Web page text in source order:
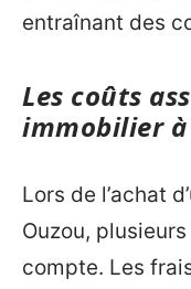
entraînant des
Les coûts
immobilier à
Lors de l’achat
Ouzou,
compte. Les